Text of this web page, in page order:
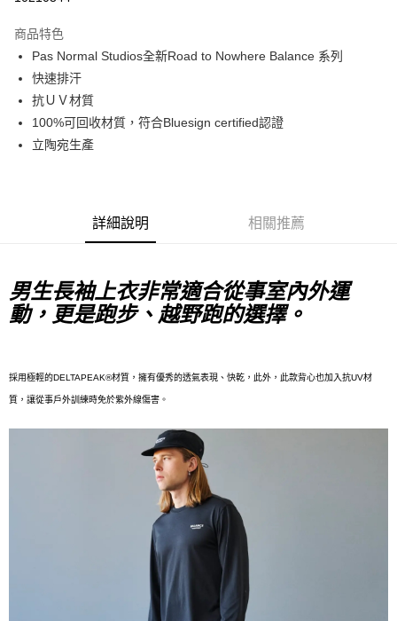
運送方式
全家店到店
每筆NT$80，滿NT$10,000(含以上)免運費
付款後全家取貨
每筆NT$80，滿NT$10,000(含以上)免運費
宅配
商品特色
Pas Normal Studios全新Road to Nowhere Balance 系列
快速排汗
抗ＵＶ材質
100%可回收材質，符合Bluesign certified認證
立陶宛生產
詳細說明 相關推薦
男生長袖上衣非常適合從事室內外運
動，更是跑步、越野跑的選擇。
採用極輕的DELTAPEAK®材質，擁有優秀的透氣表現、快乾，此外，此款背心也加入抗UV材
質，讓從事戶外訓練時免於紫外線傷害。